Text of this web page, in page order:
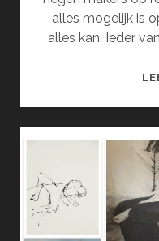
alles mogelijk is
alles kan. Ieder